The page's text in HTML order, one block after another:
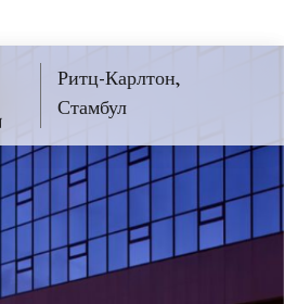
Ритц-Карлтон,
Стамбул